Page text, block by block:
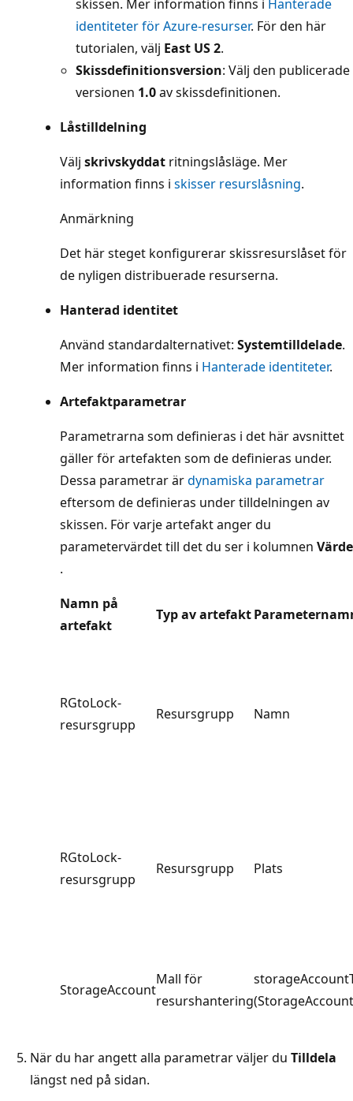
skissen. Mer information finns i Hanterade
identiteter för Azure-resurser. För den här
tutorialen, välj East US 2.
Skissdefinitionsversion: Välj den publicerade
versionen 1.0av skissdefinitionen.
Låstilldelning
Välj skrivskyddat ritningslåsläge. Mer
information finns i skisser resurslåsning.
Anmärkning
Det här steget konfigurerar skissresurslåset för
de nyligen distribuerade resurserna.
Hanterad identitet
Använd standardalternativet: Systemtilldelade.
Mer information finns i Hanterade identiteter.
Artefaktparametrar
Parametrarna som definieras i det här avsnittet
gäller för artefakten som de definieras under.
Dessa parametrar ärdynamiska parametrar
eftersom de definieras under tilldelningen av
skissen. För varje artefakt anger du
parametervärdet till det du ser i kolumnen Värde
.
Namn på
artefakt
Typ av artefakt
RGtoLock-
resursgrupp
Resursgrupp Namn
RGtoLock-
resursgrupp
Resursgrupp Plats
StorageAccount
Mall för
resurshantering
När du har angett alla parametrar väljer du Tilldela
längst ned på sidan.